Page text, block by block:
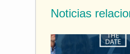
Noticias